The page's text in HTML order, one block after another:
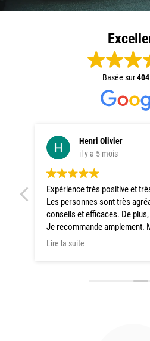
Basée sur
Henri Olivier
il y a 5 mois
Expérience très positive et
Les personnes sont très agréables
conseils et efficaces. De plus, toujours à l'heure.
Je recommande amplement.
Henri Olivier. Autrans
Lire la suite